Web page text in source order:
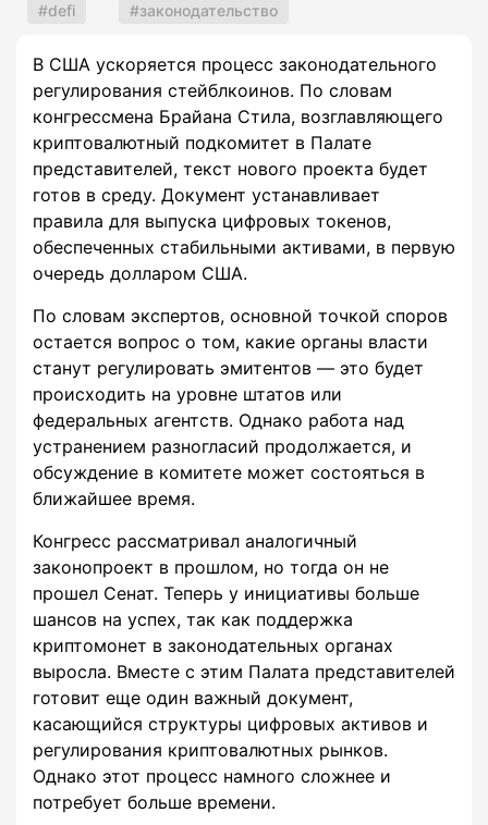
defi законодательство
В США ускоряется процесс законодательного
регулирования стейблкоинов. По словам
конгрессмена Брайана Стила, возглавляющего
криптовалютный подкомитет в Палате
представителей, текст нового проекта будет
готов в среду. Документ устанавливает
правила для выпуска цифровых токенов,
обеспеченных стабильными активами, в первую
очередь долларом США.
По словам экспертов, основной точкой споров
остается вопрос о том, какие органы власти
станут регулировать эмитентов — это будет
происходить на уровне штатов или
федеральных агентств. Однако работа над
устранением разногласий продолжается, и
обсуждение в комитете может состояться в
ближайшее время.
Конгресс рассматривал аналогичный
законопроект в прошлом, но тогда он не
прошел Сенат. Теперь у инициативы больше
шансов на успех, так как поддержка
криптомонет в законодательных органах
выросла. Вместе с этим Палата представителей
готовит еще один важный документ,
касающийся структуры цифровых активов и
регулирования криптовалютных рынков.
Однако этот процесс намного сложнее и
потребует больше времени.